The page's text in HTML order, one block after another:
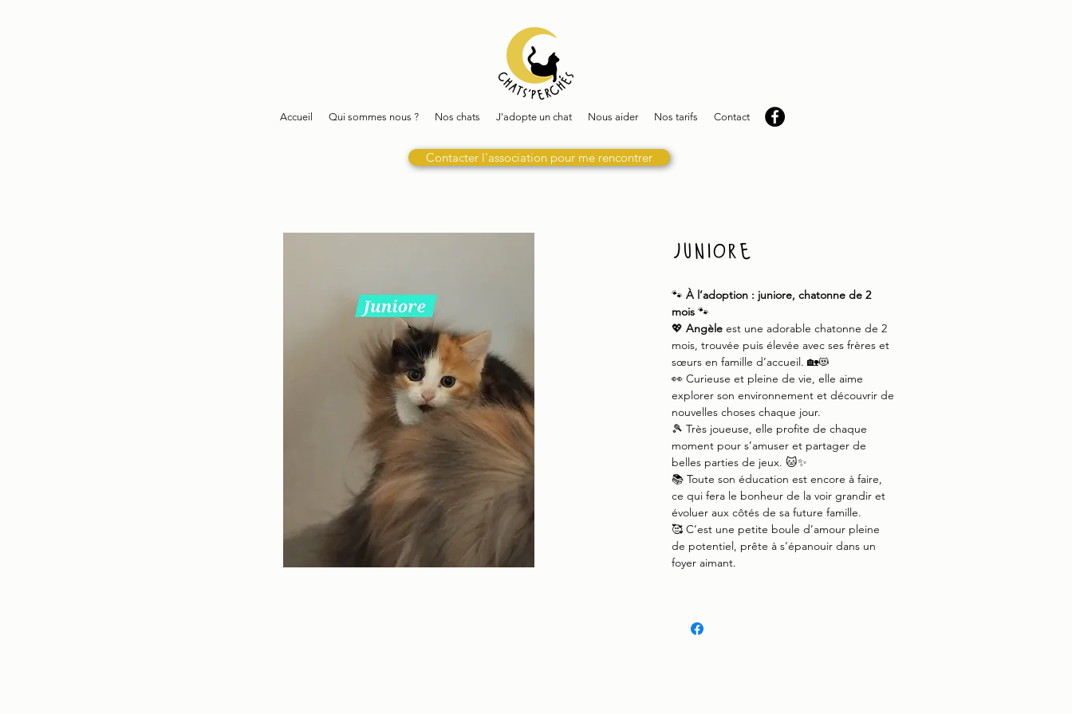
Accueil Qui sommes nous ? Nos chats J'adopte un chat Nous aider Nos tarifs Contact
Contacter l'association pour me rencontrer
juniore
🐾 À l’adoption : juniore, chatonne de 2
mois 🐾
💖 Angèle est une adorable chatonne de 2
mois, trouvée puis élevée avec ses frères et
sœurs en famille d’accueil. 🏡😻
👀 Curieuse et pleine de vie, elle aime
explorer son environnement et découvrir de
nouvelles choses chaque jour.
🎾 Très joueuse, elle profite de chaque
moment pour s’amuser et partager de
belles parties de jeux. 🐱✨
📚 Toute son éducation est encore à faire,
ce qui fera le bonheur de la voir grandir et
évoluer aux côtés de sa future famille.
🥰 C’est une petite boule d’amour pleine
de potentiel, prête à s’épanouir dans un
foyer aimant.